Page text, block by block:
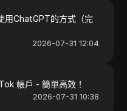
用ChatGPT的方式（完
2026-07-31 12:04
帳戶 - 簡單高效！
2026-07-31 10:38